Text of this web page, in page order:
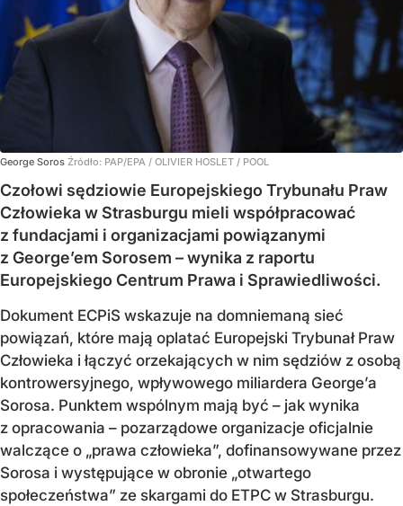
George Soros Źródło: PAP/EPA / OLIVIER HOSLET / POOL
Czołowi sędziowie Europejskiego Trybunału Praw
Człowieka w Strasburgu mieli współpracować
z fundacjami i organizacjami powiązanymi
z George’em Sorosem – wynika z raportu
Europejskiego Centrum Prawa i Sprawiedliwości.
Dokument ECPiS wskazuje na domniemaną sieć
powiązań, które mają oplatać Europejski Trybunał Praw
Człowieka i łączyć orzekających w nim sędziów z osobą
kontrowersyjnego, wpływowego miliardera George’a
Sorosa. Punktem wspólnym mają być – jak wynika
z opracowania – pozarządowe organizacje oficjalnie
walczące o „prawa człowieka”, dofinansowywane przez
Sorosa i występujące w obronie „otwartego
społeczeństwa” ze skargami do ETPC w Strasburgu.